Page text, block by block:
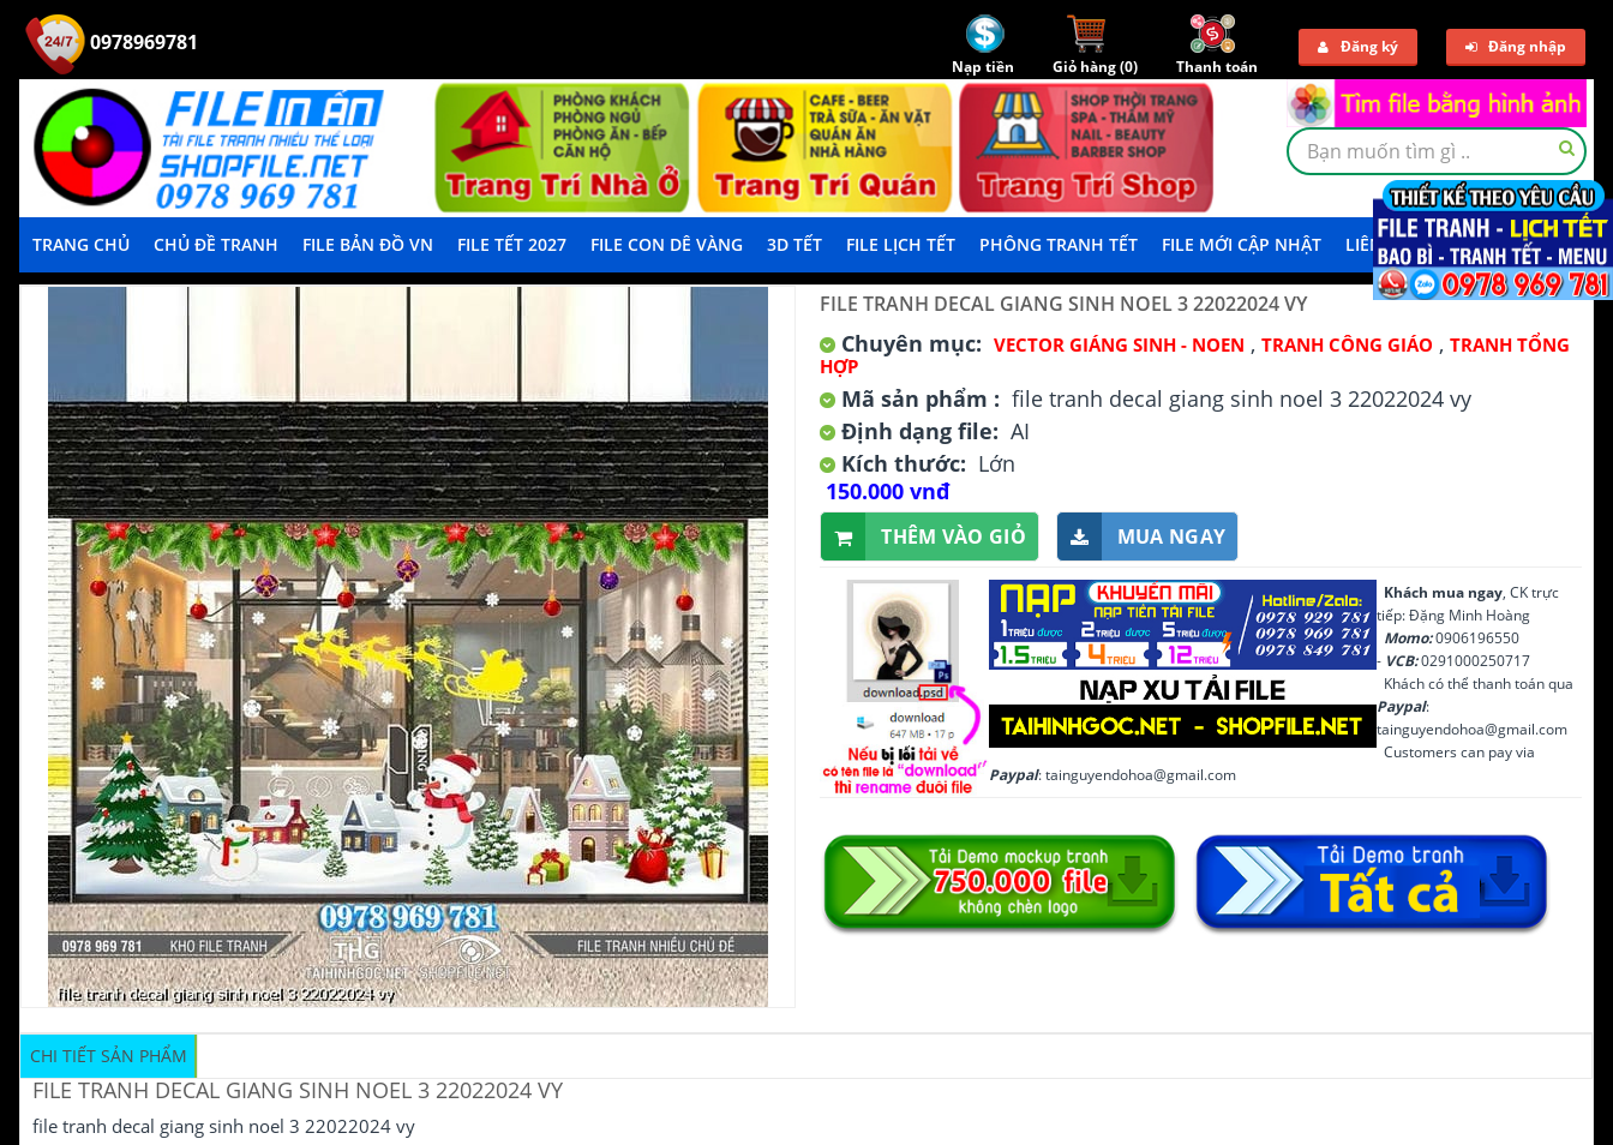
0978969781
Nạp tiền Giỏ hàng (0) Thanh toán
Đăng ký Đăng nhập
TRANG CHỦ CHỦ ĐỀ TRANH FILE BẢN ĐỒ VN FILE TẾT 2027 FILE CON DÊ VÀNG 3D TẾT FILE LỊCH TẾT PHÔNG TRANH TẾT FILE MỚI CẬP NHẬT LIÊN HỆ TẢI DEMO
FILE TRANH DECAL GIANG SINH NOEL 3 22022024 VY
Chuyên mục: VECTOR GIÁNG SINH - NOEN ,TRANH CÔNG GIÁO ,TRANH TỔNG
HỢP
Mã sản phẩm : file tranh decal giang sinh noel 3 22022024 vy
Định dạng file: AI
Kích thước: Lớn
150.000 vnđ
THÊM VÀO GIỎ MUA NGAY
Khách mua ngay, CK trực
tiếp: Đặng Minh Hoàng
Momo:0906196550
- VCB:0291000250717
Khách có thể thanh toán qua
Paypal:
tainguyendohoa@gmail.com
Customers can pay via
Paypal: tainguyendohoa@gmail.com
CHI TIẾT SẢN PHẨM
FILE TRANH DECAL GIANG SINH NOEL 3 22022024 VY
file tranh decal giang sinh noel 3 22022024 vy